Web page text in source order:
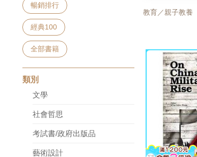
暢銷排行
經典100
全部書籍
類別
文學
社會哲思
考試書/政府出版品
藝術設計
教育／親子教養